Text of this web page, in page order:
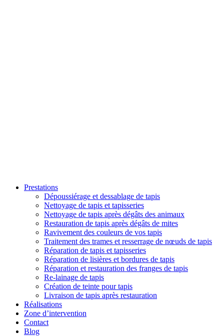
Prestations
Dépoussiérage et dessablage de tapis
Nettoyage de tapis et tapisseries
Nettoyage de tapis après dégâts des animaux
Restauration de tapis après dégâts de mites
Ravivement des couleurs de vos tapis
Traitement des trames et resserrage de nœuds de tapis
Réparation de tapis et tapisseries
Réparation de lisières et bordures de tapis
Réparation et restauration des franges de tapis
Re-lainage de tapis
Création de teinte pour tapis
Livraison de tapis après restauration
Réalisations
Zone d’intervention
Contact
Blog